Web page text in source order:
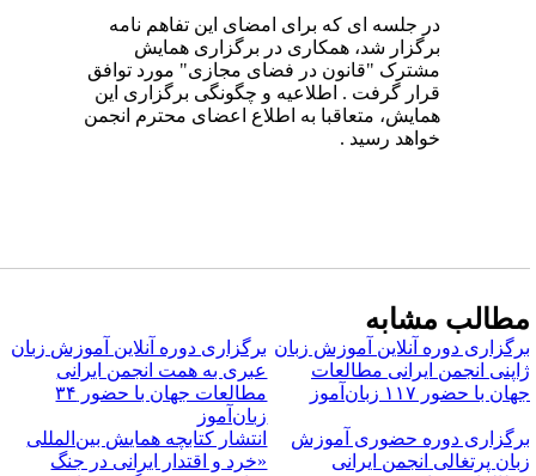
در جلسه ای که برای امضای این تفاهم نامه
برگزار شد، همکاری در برگزاری همایش
مشترک "قانون در فضای مجازی" مورد توافق
قرار گرفت . اطلاعیه و چگونگی برگزاری این
همایش، متعاقبا به اطلاع اعضای محترم انجمن
خواهد رسید .
مشابه
دوره آنلاین آموزش زبان
انجمن ایرانی مطالعات
با حضور ۱۱۷ زبان‌آموز
برگزاری دوره آنلاین آموزش زبان
عبری به همت انجمن ایرانی
مطالعات جهان با حضور ۳۴
زبان‌آموز
دوره حضوری آموزش
پرتغالی انجمن ایرانی
انتشار کتابچه همایش بین‌المللی
«خرد و اقتدار ایرانی در جنگ